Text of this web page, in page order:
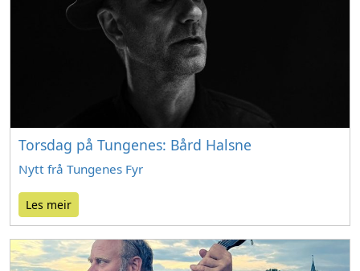
Torsdag på Tungenes: Bård Halsne
Nytt frå Tungenes Fyr
Les meir